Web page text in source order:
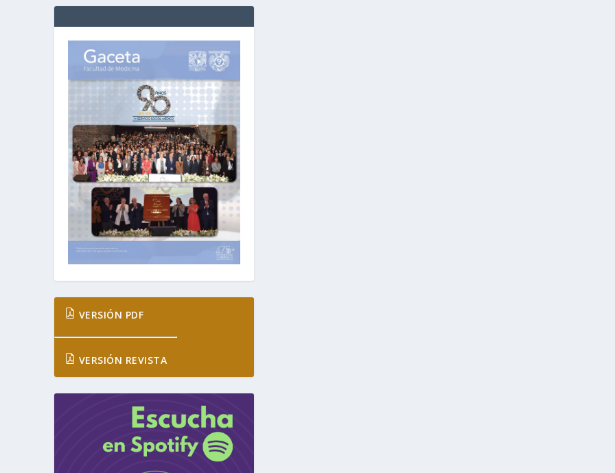
VERSIÓN PDF
VERSIÓN REVISTA